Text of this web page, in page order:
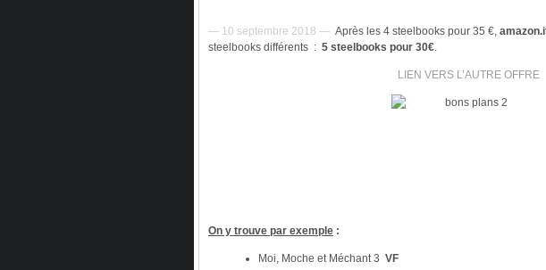
— 10 septembre 2018 — Après les 4 steelbooks pour 35 €,
steelbooks différents : 5 steelbooks pour 30€.
LIEN VERS L’AUTRE OFFRE
On y trouve par exemple :
Moi, Moche et Méchant 3 VF